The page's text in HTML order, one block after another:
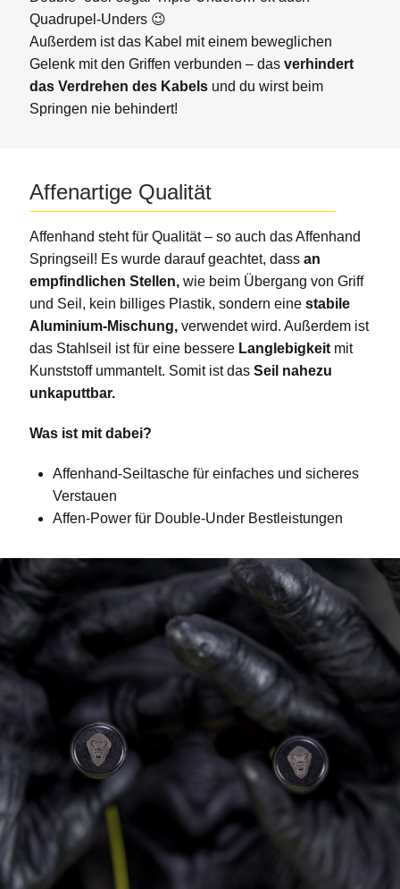
Quadrupel-Unders 😉
Außerdem ist das Kabel mit einem beweglichen
Gelenk mit den Griffen verbunden – das verhindert
das Verdrehen des Kabels und du wirst beim
Springen nie behindert!
Affenartige Qualität
Affenhand steht für Qualität – so auch das Affenhand
Springseil! Es wurde darauf geachtet, dass an
empfindlichen Stellen,wie beim Übergang von Griff
und Seil, kein billiges Plastik, sondern eine stabile
Aluminium-Mischung,verwendet wird. Außerdem ist
das Stahlseil ist für eine bessere Langlebigkeitmit
Kunststoff ummantelt. Somit ist das Seil nahezu
unkaputtbar.
Was ist mit dabei?
Affenhand-Seiltasche für einfaches und sicheres
Verstauen
Affen-Power für Double-Under Bestleistungen